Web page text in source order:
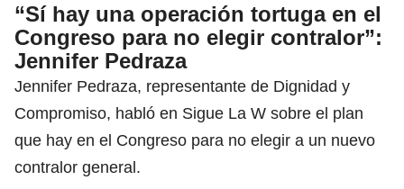
“Sí hay una operación tortuga en el
Congreso para no elegir contralor”:
Jennifer Pedraza
Jennifer Pedraza, representante de Dignidad y
Compromiso, habló en Sigue La W sobre el plan
que hay en el Congreso para no elegir a un nuevo
contralor general.